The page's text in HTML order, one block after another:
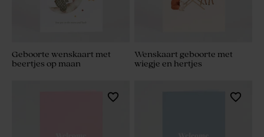
Geboorte wenskaart met
beertjes op maan
Wenskaart geboorte met
wiegje en hertjes